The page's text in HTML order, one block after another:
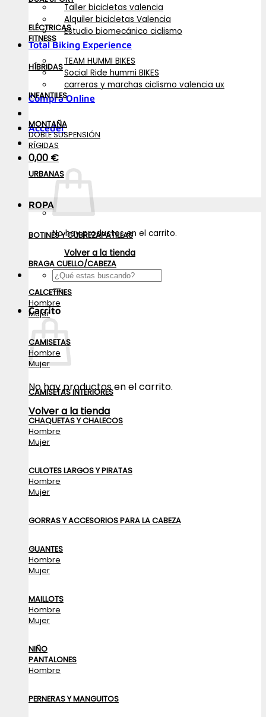
Taller bicicletas valencia
Alquiler bicicletas Valencia
Estudio biomecánico ciclismo
Total Biking Experience
TEAM HUMMI BIKES
Social Ride hummi BIKES
carreras y marchas ciclismo valencia ux
Compra Online
Acceder
0,00 €
No hay productos en el carrito.
Volver a la tienda
Buscar
por:
Carrito
No hay productos en el carrito.
Volver a la tienda
ELÉCTRICAS
FITNESS
HÍBRIDAS
INFANTILES
MONTAÑA
DOBLE SUSPENSIÓN
RÍGIDAS
URBANAS
ROPA
BOTINES Y CUBREZAPATILLAS
BRAGA CUELLO/CABEZA
CALCETINES
Hombre
Mujer
CAMISETAS
Hombre
Mujer
CAMISETAS INTERIORES
CHAQUETAS Y CHALECOS
Hombre
Mujer
CULOTES LARGOS Y PIRATAS
Hombre
Mujer
GORRAS Y ACCESORIOS PARA LA CABEZA
GUANTES
Hombre
Mujer
MAILLOTS
Hombre
Mujer
NIÑO
PANTALONES
Hombre
PERNERAS Y MANGUITOS